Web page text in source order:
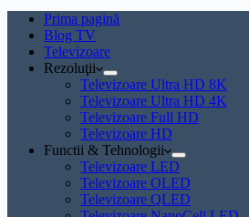
Prima pagină
Blog TV
Televizoare
Rezoluţii
Televizoare Ultra HD 8K
Televizoare Ultra HD 4K
Televizoare Full HD
Televizoare HD
Functii & Tehnologii
Televizoare LED
Televizoare OLED
Televizoare QLED